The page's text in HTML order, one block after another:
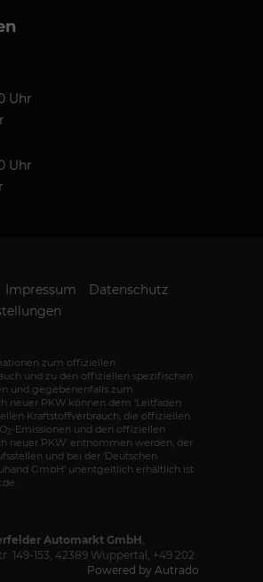
Uhr
Uhr
Impressum
Datenschutz
zum offiziellen
und zu den offiziellen spezifischen
und gegebenenfalls zum
neuer PKW können dem 'Leitfaden
Kraftstoffverbrauch, die offiziellen
2 -Emissionen und den offiziellen
neuer PKW' entnommen werden, der
und bei der 'Deutschen
GmbH' unentgeltlich erhältlich ist
Automarkt GmbH,
149-153, 42389 Wuppertal, +49 202
Powered by Autrado